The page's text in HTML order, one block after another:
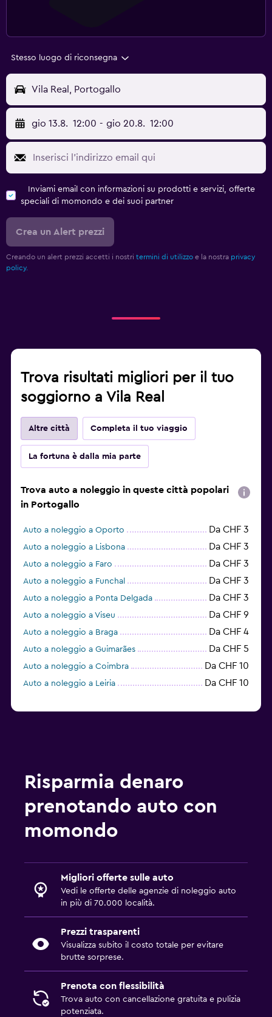
Stesso luogo di riconsegna
Vila Real, Portogallo
gio 13.8. 12:00 - gio 20.8. 12:00
Inviami email con informazioni su prodotti e servizi, offerte
speciali di momondo e dei suoi partner
Crea un Alert prezzi
Creando un alert prezzi accetti i nostri termini di utilizzo e la nostra privacy
policy.
Trova risultati migliori per il tuo
soggiorno a Vila Real
Altre città Completa il tuo viaggio
La fortuna è dalla mia parte
Trova auto a noleggio in queste città popolari
in Portogallo
Auto a noleggio a Oporto Da CHF 3
Auto a noleggio a Lisbona Da CHF 3
Auto a noleggio a Faro Da CHF 3
Auto a noleggio a Funchal Da CHF 3
Auto a noleggio a Ponta Delgada Da CHF 3
Auto a noleggio a Viseu Da CHF 9
Auto a noleggio a Braga Da CHF 4
Auto a noleggio a Guimarães Da CHF 5
Auto a noleggio a Coimbra Da CHF 10
Auto a noleggio a Leiria Da CHF 10
Risparmia denaro
prenotando auto con
momondo
Migliori offerte sulle auto
Vedi le offerte delle agenzie di noleggio auto
in più di 70.000 località.
Prezzi trasparenti
Visualizza subito il costo totale per evitare
brutte sorprese.
Prenota con flessibilità
Trova auto con cancellazione gratuita e pulizia
potenziata.